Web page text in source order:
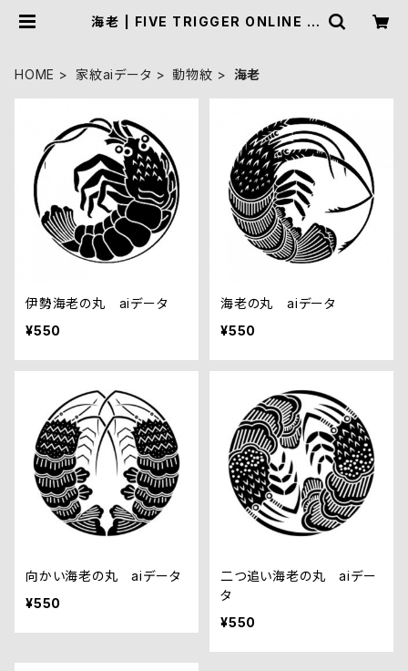
海老 | FIVE TRIGGER ONLINE S
HOME 家紋aiデータ 動物紋 海老
伊勢海老の丸 aiデータ
¥550
海老の丸 aiデータ
¥550
向かい海老の丸 aiデータ
¥550
二つ追い海老の丸 aiデー
タ
¥550